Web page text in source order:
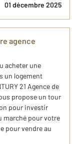
01 décembre 2025
agence
acheter une
un logement
21 Agence de
propose un tour
pour investir
marché pour votre
pour vendre au